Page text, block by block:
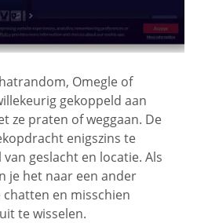
Omegle of
gekoppeld aan
ze praten of weggaan. De
enigszins te
geslacht en locatie. Als
je het naar een ander
en misschien
te wisselen.